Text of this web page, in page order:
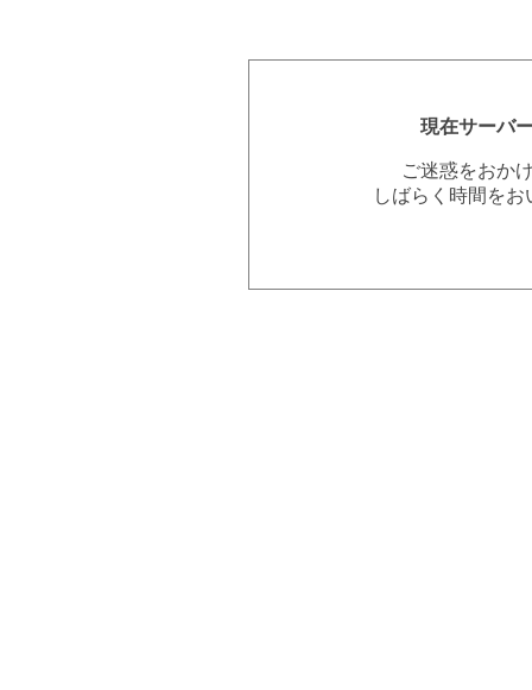
現在サーバ
ご迷惑をおか
しばらく時間を